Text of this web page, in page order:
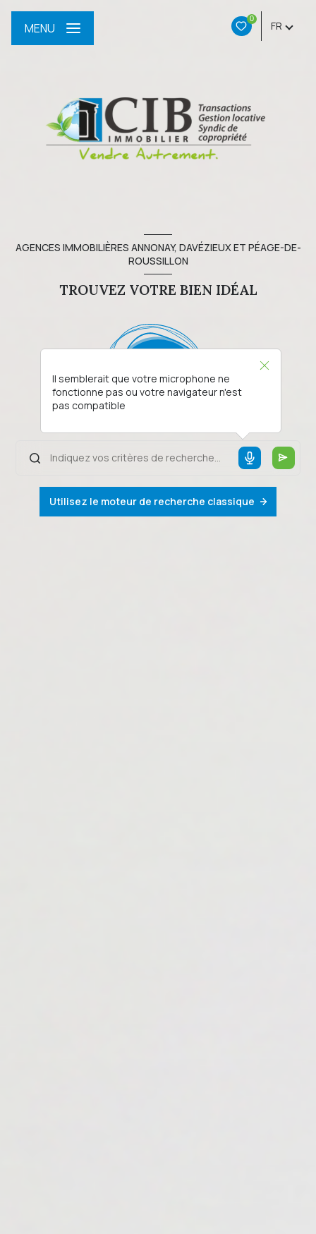
0
FR
MENU
AGENCES IMMOBILIÈRES ANNONAY, DAVÉZIEUX ET PÉAGE-DE-
ROUSSILLON
TROUVEZ VOTRE BIEN IDÉAL
Il semblerait que votre microphone ne
fonctionne pas ou votre navigateur n'est
pas compatible
Utilisez le moteur de recherche classique